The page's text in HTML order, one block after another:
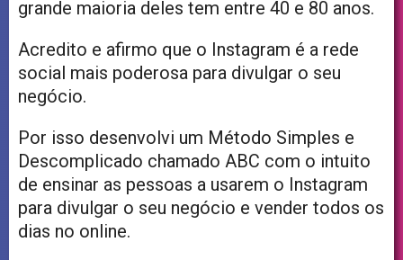
grande maioria deles tem entre 40 e 80 anos.
Acredito e afirmo que o Instagram é a rede
social mais poderosa para divulgar o seu
negócio.
Por isso desenvolvi um Método Simples e
Descomplicado chamado ABC com o intuito
de ensinar as pessoas a usarem o Instagram
para divulgar o seu negócio e vender todos os
dias no online.